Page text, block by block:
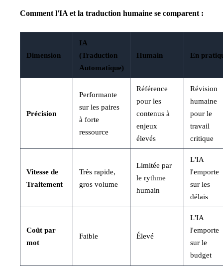
Comment l'IA et la traduction humaine se comparent :
Dimension
IA
(Traduction
Automatique)
Humain En
Précision
Performante
sur les paires
à forte
ressource
Référence
pour les
contenus à
enjeux
élevés
Révision
humaine
pour le
travail
critique
Vitesse de
Traitement
Très rapide,
gros volume
Limitée par
le rythme
humain
L'IA
l'emporte
sur les
délais
Coût par
mot
Faible Élevé
L'IA
l'emporte
sur le
budget